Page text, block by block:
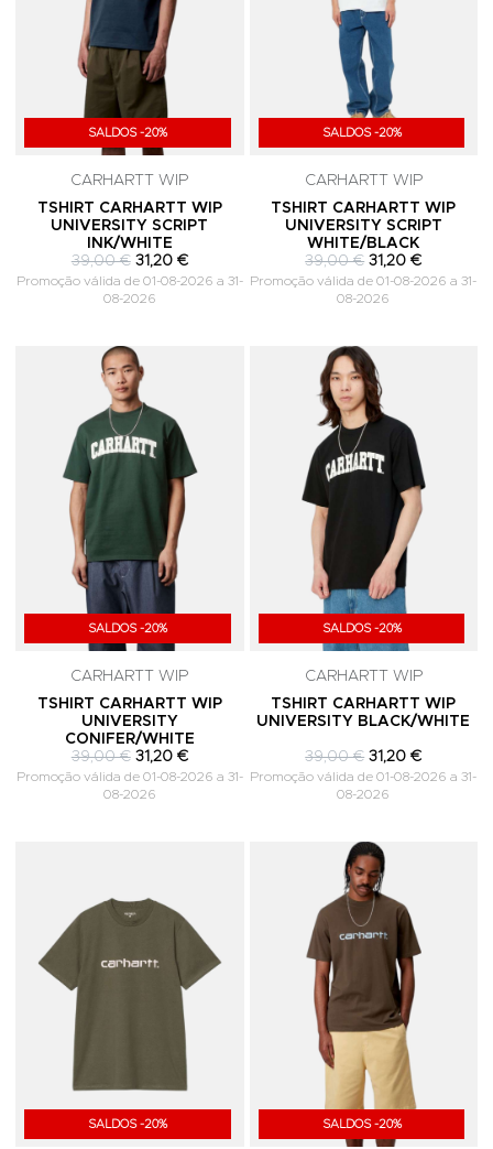
SALDOS -20%
CARHARTT WIP
TSHIRT CARHARTT WIP
UNIVERSITY SCRIPT
INK/WHITE
39,00 € 31,20 €
Promoção válida de 01-08-2026 a 31-
08-2026
SALDOS -20%
CARHARTT WIP
TSHIRT CARHARTT WIP
UNIVERSITY SCRIPT
WHITE/BLACK
39,00 € 31,20 €
Promoção válida de 01-08-2026 a 31-
08-2026
SALDOS -20%
Adicionar aos Favoritos
CARHARTT WIP
TSHIRT CARHARTT WIP
UNIVERSITY
CONIFER/WHITE
39,00 € 31,20 €
Promoção válida de 01-08-2026 a 31-
08-2026
SALDOS -20%
CARHARTT WIP
TSHIRT CARHARTT WIP
UNIVERSITY BLACK/WHITE
39,00 € 31,20 €
Promoção válida de 01-08-2026 a 31-
08-2026
SALDOS -20%
Adicionar aos Favoritos
SALDOS -20%